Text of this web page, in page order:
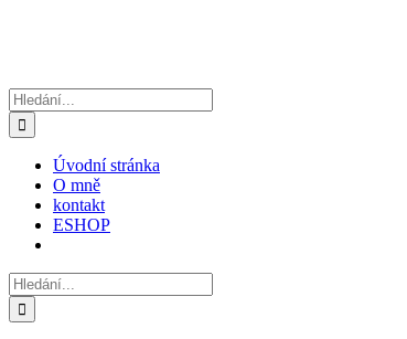
Hledat:
Úvodní stránka
O mně
kontakt
ESHOP
Hledat: